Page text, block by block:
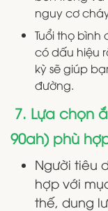
nguy cơ
Tuổi thọ
có dấu hiệu
kỳ sẽ giúp
đường.
7. Lựa chọn
90ah) phù
Người tiêu
hợp với
thế, dung